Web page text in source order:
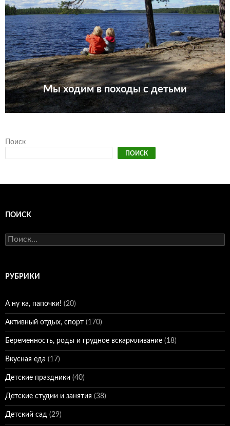
Мы ходим в походы с детьми
Поиск
ПОИСК
ПОИСК
Найти:
РУБРИКИ
А ну ка, папочки! (20)
Активный отдых, спорт (170)
Беременность, роды и грудное вскармливание (18)
Вкусная еда (17)
Детские праздники (40)
Детские студии и занятия (38)
Детский сад (29)